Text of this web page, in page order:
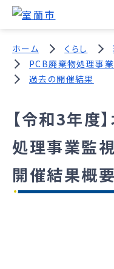
ホーム くらし
PCB廃棄物処理事業
過去の開催結果
【令和3年度
処理事業監
開催結果概要